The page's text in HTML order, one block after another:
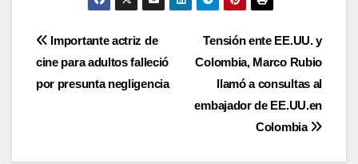
Navegación
de
Tensión ente EE.UU. y
Colombia, Marco Rubio
llamó a consultas al
embajador de EE.UU.en
Colombia
Importante actriz de
cine para adultos falleció
por presunta negligencia